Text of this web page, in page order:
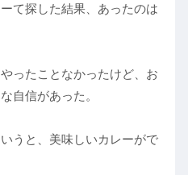
て探した結果、あったのは
ったことなかったけど、お
自信があった。
うと、美味しいカレーがで